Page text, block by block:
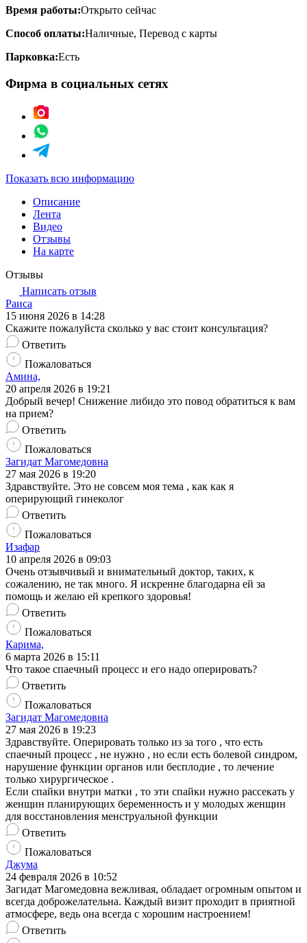
Время работы:Открыто сейчас
Способ оплаты:Наличные, Перевод с карты
Парковка:Есть
Фирма в социальных сетях
Показать всю информацию
Описание
Лента
Видео
Отзывы
На карте
Отзывы
Написать отзыв
Раиса
15 июня 2026 в 14:28
Скажите пожалуйста сколько у вас стоит консультация?
Ответить
Пожаловаться
Амина,
20 апреля 2026 в 19:21
Добрый вечер! Снижение либидо это повод обратиться к вам
на прием?
Ответить
Пожаловаться
Загидат Магомедовна
27 мая 2026 в 19:20
Здравствуйте. Это не совсем моя тема , как как я
оперирующий гинеколог
Ответить
Пожаловаться
Изафар
10 апреля 2026 в 09:03
Очень отзывчивый и внимательный доктор, таких, к
сожалению, не так много. Я искренне благодарна ей за
помощь и желаю ей крепкого здоровья!
Ответить
Пожаловаться
Карима,
6 марта 2026 в 15:11
Что такое спаечный процесс и его надо оперировать?
Ответить
Пожаловаться
Загидат Магомедовна
27 мая 2026 в 19:23
Здравствуйте. Оперировать только из за того , что есть
спаечный процесс , не нужно , но если есть болевой синдром,
нарушение функции органов или бесплодие , то лечение
только хирургическое .
Если спайки внутри матки , то эти спайки нужно рассекать у
женщин планирующих беременность и у молодых женщин
для восстановления менструальной функции
Ответить
Пожаловаться
Джума
24 февраля 2026 в 10:52
Загидат Магомедовна вежливая, обладает огромным опытом и
всегда доброжелательна. Каждый визит проходит в приятной
атмосфере, ведь она всегда с хорошим настроением!
Ответить